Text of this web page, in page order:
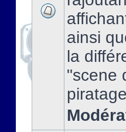
ainsi
la
"scene